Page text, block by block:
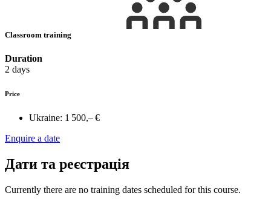
Classroom training
Duration
2 days
Price
Ukraine: 1 500,– €
Enquire a date
Дати та реєстрація
Currently there are no training dates scheduled for this course.